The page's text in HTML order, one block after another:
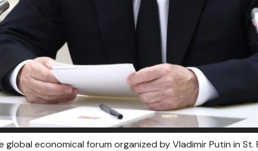
global economical forum organized by Vladimir Putin in